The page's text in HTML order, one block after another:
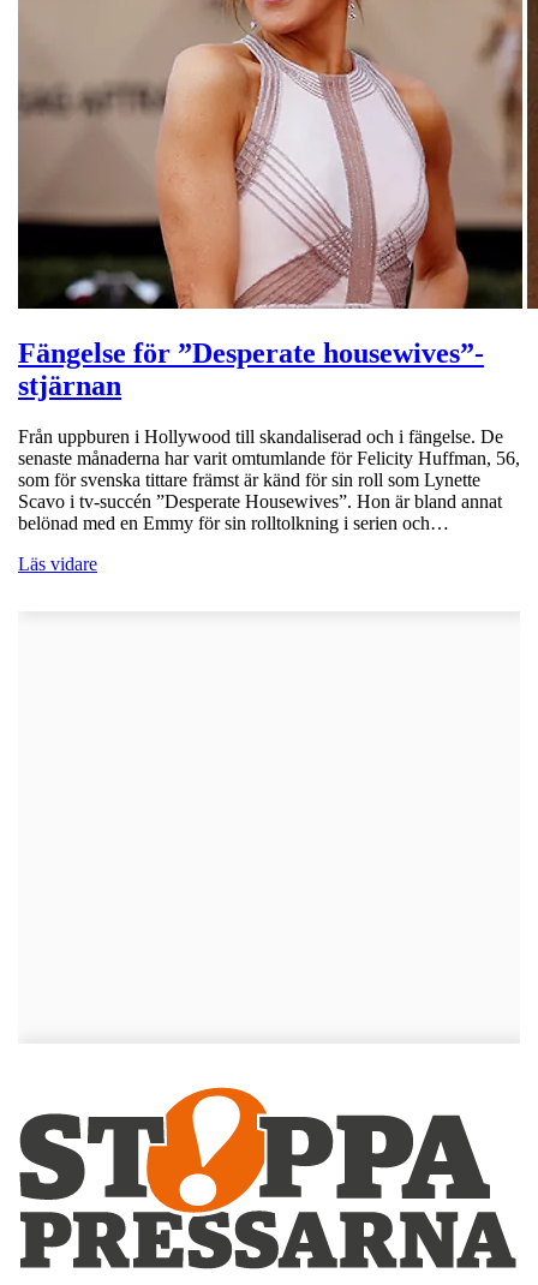
Fängelse för ”Desperate housewives”-
stjärnan
Från uppburen i Hollywood till skandaliserad och i fängelse. De
senaste månaderna har varit omtumlande för Felicity Huffman, 56,
som för svenska tittare främst är känd för sin roll som Lynette
Scavo i tv-succén ”Desperate Housewives”. Hon är bland annat
belönad med en Emmy för sin rolltolkning i serien och…
Läs vidare